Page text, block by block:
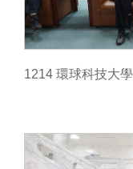
1214 環球科技大學